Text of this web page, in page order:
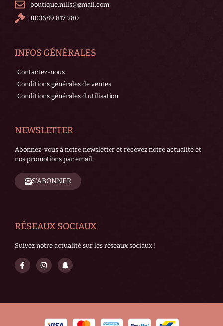
boutique.nills@gmail.com
BE0689 817 280
INFOS GÉNÉRALES
Contactez-nous
Conditions générales de ventes
Conditions générales d'utilisation
NEWSLETTER
Abonnez-vous à notre newsletter et recevez notre actualité et
nos promotions par email.
S'ABONNER
RÉSEAUX SOCIAUX
Suivez notre actualité sur les réseaux sociaux !